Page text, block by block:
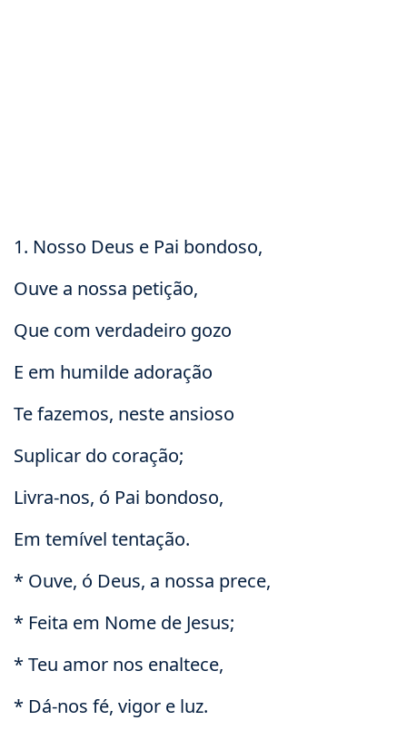
1. Nosso Deus e Pai bondoso,
Ouve a nossa petição,
Que com verdadeiro gozo
E em humilde adoração
Te fazemos, neste ansioso
Suplicar do coração;
Livra-nos, ó Pai bondoso,
Em temível tentação.
* Ouve, ó Deus, a nossa prece,
* Feita em Nome de Jesus;
* Teu amor nos enaltece,
* Dá-nos fé, vigor e luz.